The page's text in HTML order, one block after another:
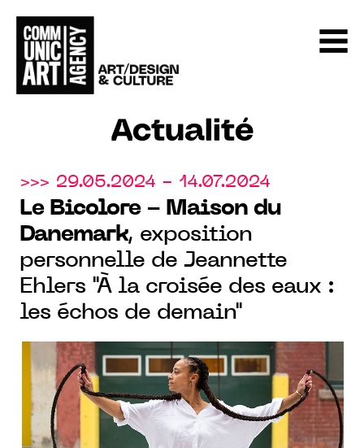
Actualité
>>> 29.05.2024 - 14.07.2024
Le Bicolore - Maison du
Danemark, exposition
personnelle de Jeannette
Ehlers "À la croisée des eaux :
les échos de demain"